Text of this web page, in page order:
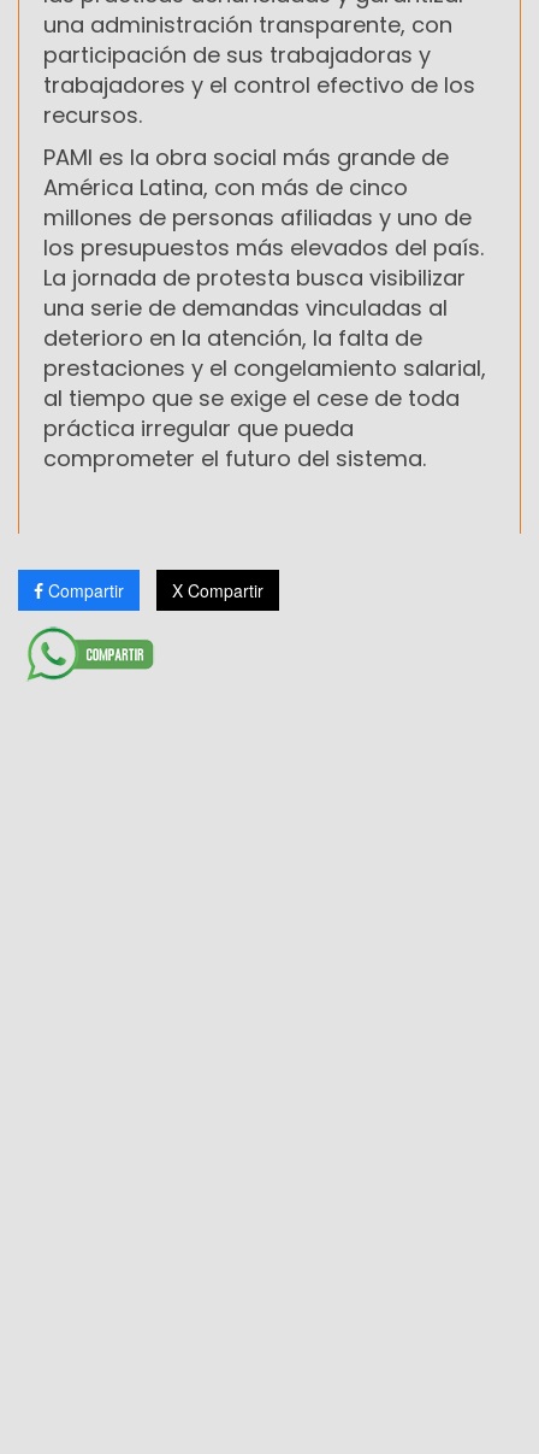
una administración transparente, con
participación de sus trabajadoras y
trabajadores y el control efectivo de los
recursos.
PAMI es la obra social más grande de
América Latina, con más de cinco
millones de personas afiliadas y uno de
los presupuestos más elevados del país.
La jornada de protesta busca visibilizar
una serie de demandas vinculadas al
deterioro en la atención, la falta de
prestaciones y el congelamiento salarial,
al tiempo que se exige el cese de toda
práctica irregular que pueda
comprometer el futuro del sistema.
Compartir X Compartir